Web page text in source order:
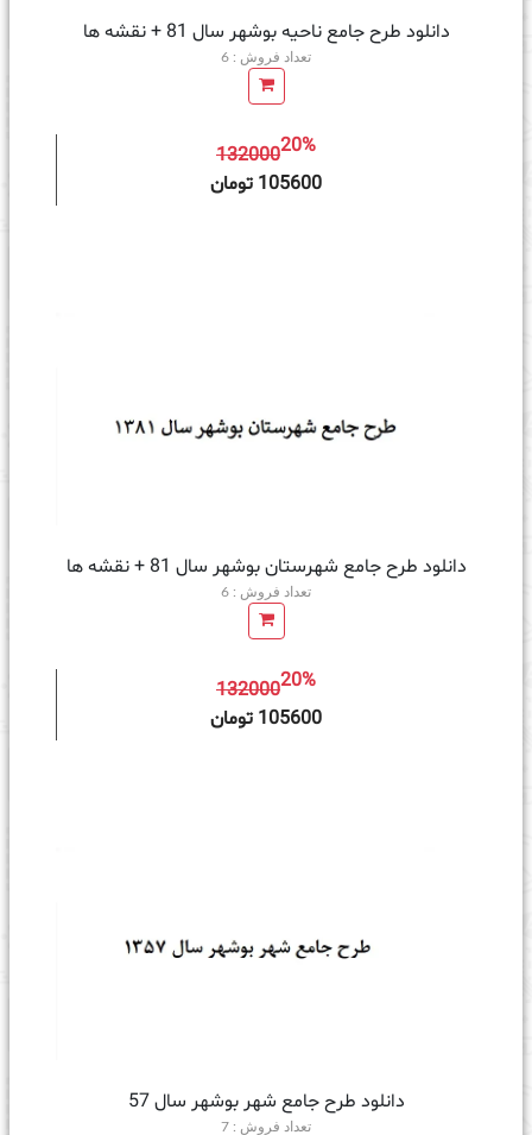
دانلود طرح جامع ناحیه بوشهر سال 81 + نقشه ها
تعداد فروش : 6
13200020%
105600 تومان
دانلود طرح جامع شهرستان بوشهر سال 81 + نقشه ها
تعداد فروش : 6
13200020%
105600 تومان
دانلود طرح جامع شهر بوشهر سال 57
تعداد فروش : 7